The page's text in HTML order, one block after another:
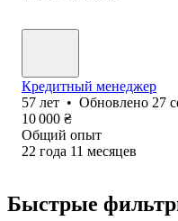
Кредитный менеджер
57 лет • Обновлено 27
10 000 ₴
Общий опыт
22 года 11 месяцев
Быстрые